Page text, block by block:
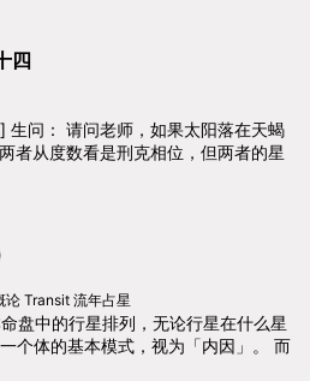
四
问： 请问老师，如果太阳落在天蝎
者从度数看是刑克相位，但两者的星
论Transit 流年占星
盘中的行星排列，无论行星在什么星
个体的基本模式，视为「内因」。 而